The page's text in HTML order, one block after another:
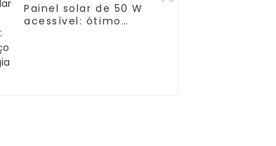
Painel solar de 50 W
acessível: ótimo